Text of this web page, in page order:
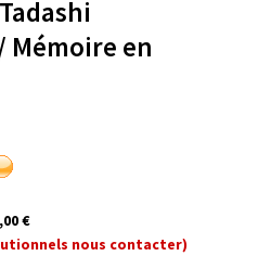
Mémoire en
€
nous contacter)